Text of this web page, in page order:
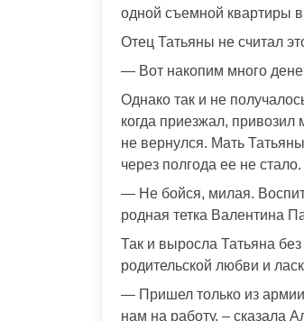
одной съемной квартиры
Отец Татьяны не считал
— Вот накопим много
Однако так и не
когда приезжал,
не вернулся. Мать
через полгода ее не стало.
— Не бойся, милая.
родная тетка Валентина
Так и выросла Татьяна
родительской любви и
— Пришел только из
нам на работу. – сказала